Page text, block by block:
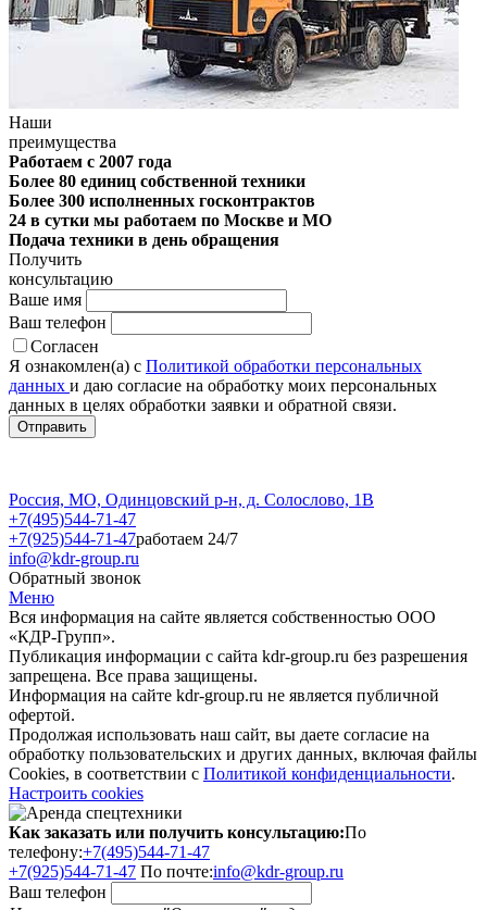
Наши
преимущества
Работаем с 2007 года
Более 80 единиц собственной техники
Более 300 исполненных госконтрактов
24 в сутки мы работаем по Москве и МО
Подача техники в день обращения
Получить
консультацию
Ваше имя
Ваш телефон
Согласен
Я ознакомлен(а) с Политикой обработки персональных
данных и даю согласие на обработку моих персональных
данных в целях обработки заявки и обратной связи.
Россия, МО, Одинцовский р-н, д. Солослово, 1В
+7(495)544-71-47
+7(925)544-71-47работаем 24/7
info@kdr-group.ru
Обратный звонок
Меню
Вся информация на сайте является собственностью ООО
«КДР-Групп».
Публикация информации с сайта kdr-group.ru без разрешения
запрещена. Все права защищены.
Информация на сайте kdr-group.ru не является публичной
офертой.
Продолжая использовать наш сайт, вы даете согласие на
обработку пользовательских и других данных, включая файлы
Cookies, в соответствии с Политикой конфиденциальности.
Настроить cookies
Как заказать или получить консультацию:По
телефону:+7(495)544-71-47
+7(925)544-71-47 По почте:info@kdr-group.ru
Ваш телефон